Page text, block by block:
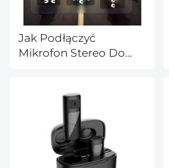
Jak Podłączyć
Mikrofon Stereo Do